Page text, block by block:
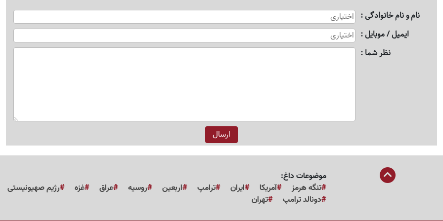
نام و نام خانوادگی
ایمیل / موبایل
نظر شما
موضوعات داغ:
تنگه هرمز
آمریکا ایران ترامپ اربعین روسیه عراق غزه رژیم صهیونیستی
دونالد ترامپ
تهران